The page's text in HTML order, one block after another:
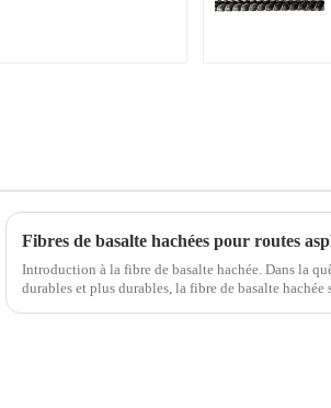
Introduction à la fibre de basalte hachée. Dans la
durables et plus durables, la fibre de basalte